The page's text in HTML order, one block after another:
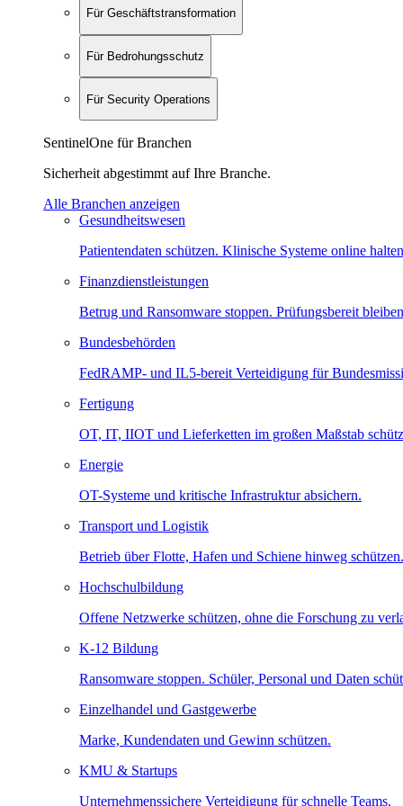
Für Geschäftstransformation
Für Bedrohungsschutz
Für Security Operations
SentinelOne für Branchen
Sicherheit abgestimmt auf Ihre Branche.
Alle Branchen anzeigen
Gesundheitswesen
Patientendaten schützen. Klinische Systeme online
Finanzdienstleistungen
Betrug und Ransomware stoppen. Prüfungsbereit
Bundesbehörden
FedRAMP- und IL5-bereit Verteidigung für
Fertigung
OT, IT, IIOT und Lieferketten im großen Maßstab
Energie
OT-Systeme und kritische Infrastruktur absichern.
Transport und Logistik
Betrieb über Flotte, Hafen und Schiene hinweg schützen.
Hochschulbildung
Offene Netzwerke schützen, ohne die Forschung zu
K-12 Bildung
Ransomware stoppen. Schüler, Personal und Daten
Einzelhandel und Gastgewerbe
Marke, Kundendaten und Gewinn schützen.
KMU & Startups
Unternehmenssichere Verteidigung für schnelle Teams.